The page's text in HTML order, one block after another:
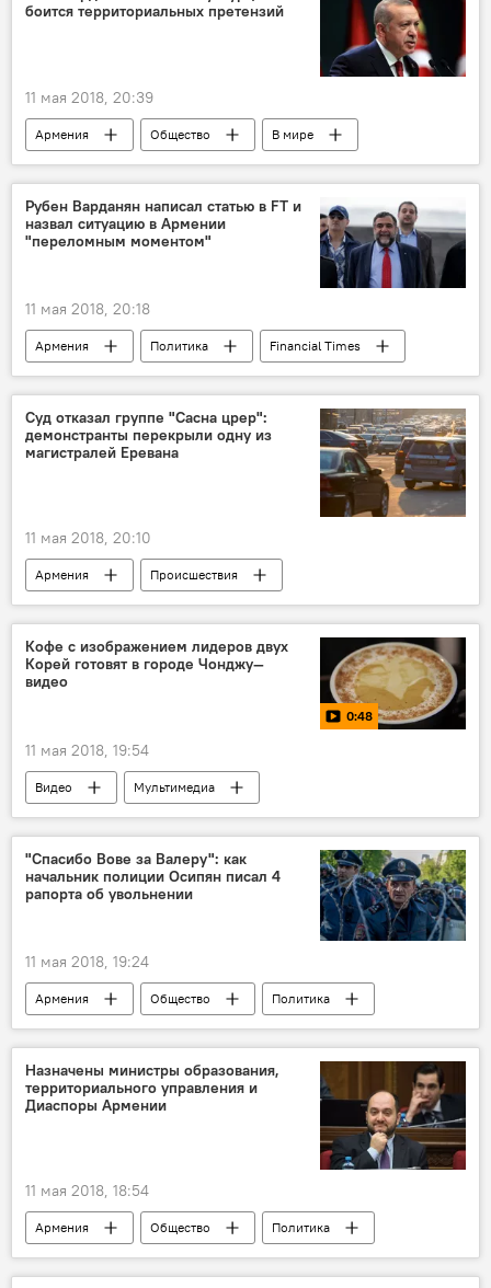
боится территориальных претензий
11 мая 2018, 20:39
Армения Общество
В мире
Политика
Турция Пашинян Никол
Рубен Варданян написал статью в FT и
назвал ситуацию в Армении
"переломным моментом"
11 мая 2018, 20:18
Армения Политика
Financial Times
возможности
статья
государство
Суд отказал группе "Сасна црер":
демонстранты перекрыли одну из
магистралей Еревана
11 мая 2018, 20:10
Армения Происшествия
Кофе с изображением лидеров двух
Корей готовят в городе Чонджу—
видео
0:48
11 мая 2018, 19:54
Видео Мультимедиа
"Спасибо Вове за Валеру": как
начальник полиции Осипян писал 4
рапорта об увольнении
11 мая 2018, 19:24
Армения Общество
Политика
Валерий Осипян
менеджер
Правительство Пашиняна: назначения и отставки
Назначены министры образования,
территориального управления и
Диаспоры Армении
11 мая 2018, 18:54
Армения Общество
Политика
министра образования
Диаспора